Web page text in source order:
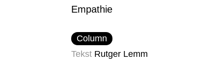
Empathie
Column
Tekst Rutger Lemm